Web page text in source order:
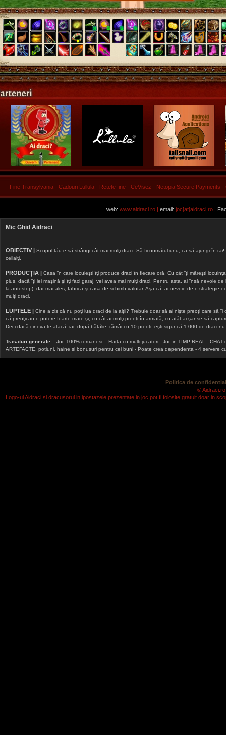
Fine Transylvania Cadouri Lullula Retete fine CeVisez Netopia Secure Payments
web: www.aidraci.ro | email: joc[at]aidraci.ro |
Mic Ghid Aidraci
OBIECTIV | Scopul tău e să strângi cât mai mulţi draci. Să fii numărul unu, ca să ajungi în
ceilalţi.
PRODUCȚIA | Casa în care locuieşti îţi produce draci în fiecare oră. Cu cât îţi măreşti
plus, dacă îţi iei maşină şi îţi faci garaj, vei avea mai mulţi draci. Pentru asta, ai însă nevoie
la autostop), dar mai ales, fabrica şi casa de schimb valutar. Aşa că, ai nevoie de o strategie
mulţi draci.
LUPTELE | Cine a zis că nu poţi lua draci de la alţii? Trebuie doar să ai nişte preoţi care să
că preoţii au o putere foarte mare şi, cu cât ai mulţi preoţi în armată, cu atât ai şanse să
Deci dacă cineva te atacă, iar, după bătălie, rămâi cu 10 preoţi, eşti sigur că 1.000 de draci
Trasaturi generale: - Joc 100% romanesc - Harta cu multi jucatori - Joc in TIMP REAL -
ARTEFACTE, potiuni, haine si bonusuri pentru cei buni - Poate crea dependenta - 4 servere
Politica de
©
Logo-ul Aidraci si dracusorul in ipostazele prezentate in joc pot fi folosite gratuit doar in